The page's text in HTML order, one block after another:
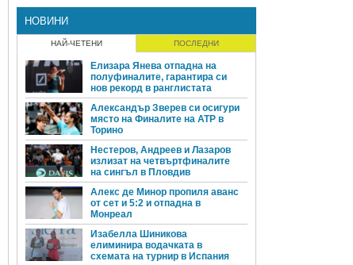
НОВИНИ
НАЙ-ЧЕТЕНИ ПОСЛЕДНИ
Елизара Янева отпадна на
полуфиналите, гарантира си
нов рекорд в ранглистата
Александър Зверев си осигури
място на Финалите на ATP в
Торино
Нестеров, Андреев и Лазаров
излизат на четвъртфиналите
на сингъл в Пловдив
Алекс де Минор пропиля аванс
от сет и 5:2 и отпадна в
Монреал
Изабелла Шиникова
елиминира водачката в
схемата на турнир в Испания